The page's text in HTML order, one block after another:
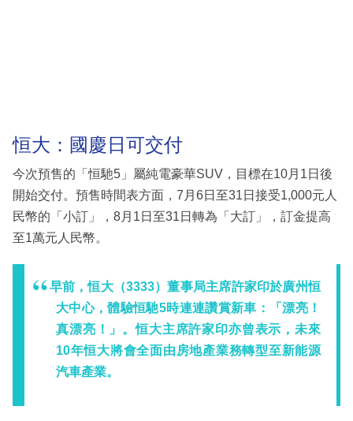
恒大：國慶日可交付
今次預售的「恒馳5」屬純電豪華SUV，目標在10月1日後
開始交付。預售時間表方面，7月6日至31日接受1,000元人
民幣的「小訂」，8月1日至31日轉為「大訂」，訂金提高
至1萬元人民幣。
早前，恒大（3333）董事局主席許家印於廣州恒
大中心，體驗恒馳5時連連讚賞新車：「漂亮！
真漂亮！」。恒大主席許家印亦曾表示，未來
10年恒大將會全面由房地產業務轉型至新能源
汽車產業。